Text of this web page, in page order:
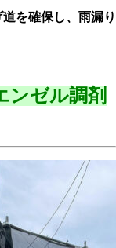
を確保し、雨漏り
ゼル調剤